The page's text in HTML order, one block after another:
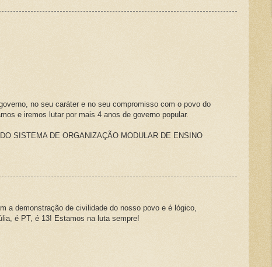
no seu caráter e no seu compromisso com o povo do
e iremos lutar por mais 4 anos de governo popular.
SISTEMA DE ORGANIZAÇÃO MODULAR DE ENSINO
a demonstração de civilidade do nosso povo e é lógico,
é PT, é 13! Estamos na luta sempre!